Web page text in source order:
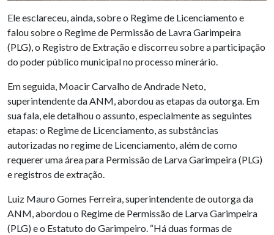
Ele esclareceu, ainda, sobre o Regime de Licenciamento e
falou sobre o Regime de Permissão de Lavra Garimpeira
(PLG), o Registro de Extração e discorreu sobre a participação
do poder público municipal no processo minerário.
Em seguida, Moacir Carvalho de Andrade Neto,
superintendente da ANM, abordou as etapas da outorga. Em
sua fala, ele detalhou o assunto, especialmente as seguintes
etapas: o Regime de Licenciamento, as substâncias
autorizadas no regime de Licenciamento, além de como
requerer uma área para Permissão de Larva Garimpeira (PLG)
e registros de extração.
Luiz Mauro Gomes Ferreira, superintendente de outorga da
ANM, abordou o Regime de Permissão de Larva Garimpeira
(PLG) e o Estatuto do Garimpeiro. “Há duas formas de